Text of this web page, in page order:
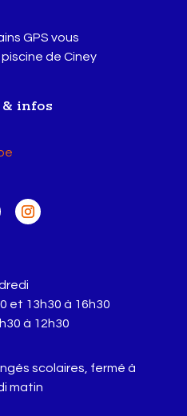
GPS vous
de Ciney
infos
et 13h30 à 16h30
à 12h30
scolaires, fermé à
matin